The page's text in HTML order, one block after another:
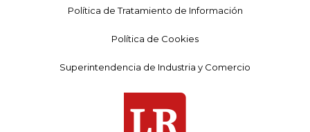
Política de Tratamiento de Información
Política de Cookies
Superintendencia de Industria y Comercio